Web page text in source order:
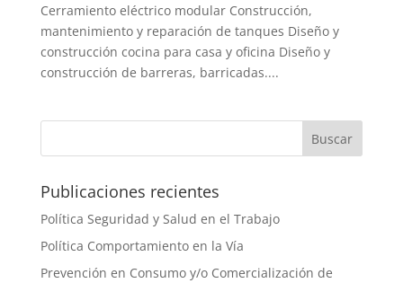
Cerramiento eléctrico modular Construcción,
mantenimiento y reparación de tanques Diseño y
construcción cocina para casa y oficina Diseño y
construcción de barreras, barricadas....
Publicaciones recientes
Política Seguridad y Salud en el Trabajo
Política Comportamiento en la Vía
Prevención en Consumo y/o Comercialización de